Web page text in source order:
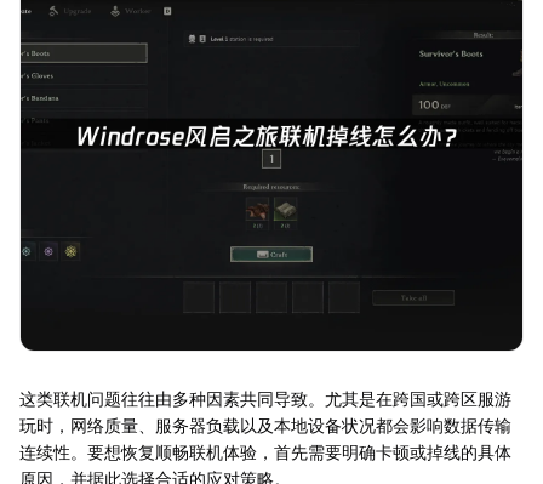
这类联机问题往往由多种因素共同导致。尤其是在跨国或跨区服游
玩时，网络质量、服务器负载以及本地设备状况都会影响数据传输
连续性。要想恢复顺畅联机体验，首先需要明确卡顿或掉线的具体
原因，并据此选择合适的应对策略。